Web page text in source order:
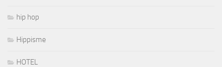
hip hop
Hippisme
HOTEL